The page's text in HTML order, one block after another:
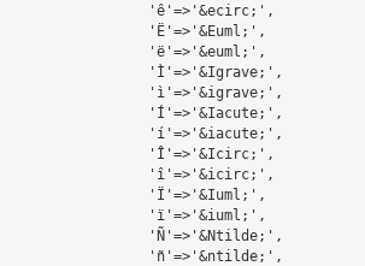
                                'ê'=>'&ecirc;',
                                'Ë'=>'&Euml;',
                                'ë'=>'&euml;',
                                'Ì'=>'&Igrave;',
                                'ì'=>'&igrave;',
                                'Í'=>'&Iacute;',
                                'í'=>'&iacute;',
                                'Î'=>'&Icirc;',
                                'î'=>'&icirc;',
                                'Ï'=>'&Iuml;',
                                'ï'=>'&iuml;',
                                'Ñ'=>'&Ntilde;',
                                'ñ'=>'&ntilde;',